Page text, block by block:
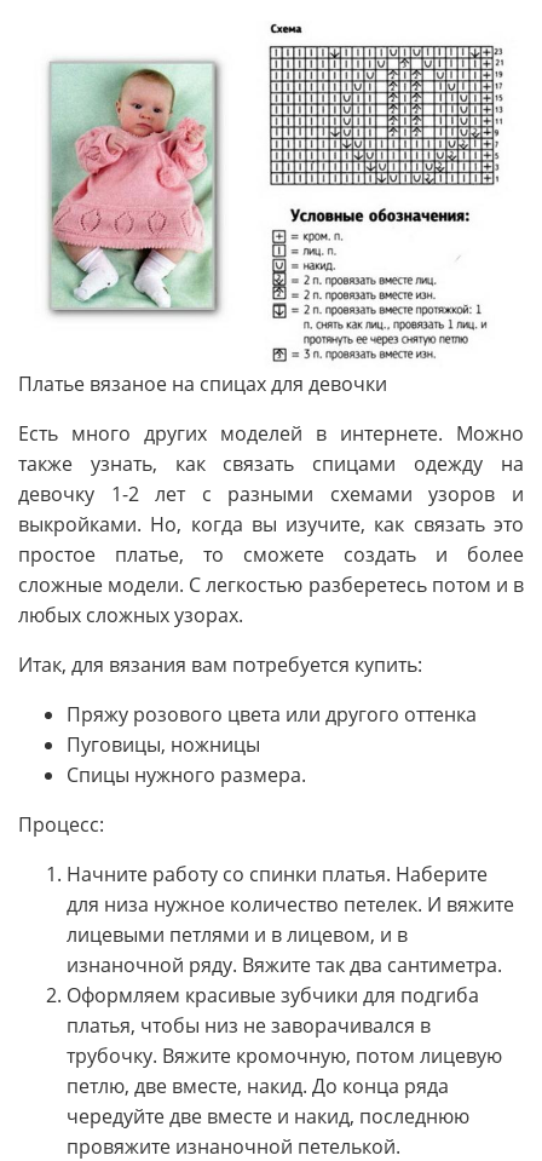
Платье вязаное на спицах для девочки
Есть много других моделей в интернете. Можно
также узнать, как связать спицами одежду на
девочку 1-2 лет с разными схемами узоров и
выкройками. Но, когда вы изучите, как связать это
простое платье, то сможете создать и более
сложные модели. С легкостью разберетесь потом и в
любых сложных узорах.
Итак, для вязания вам потребуется купить:
Пряжу розового цвета или другого оттенка
Пуговицы, ножницы
Спицы нужного размера.
Процесс:
Начните работу со спинки платья. Наберите
для низа нужное количество петелек. И вяжите
лицевыми петлями и в лицевом, и в
изнаночной ряду. Вяжите так два сантиметра.
Оформляем красивые зубчики для подгиба
платья, чтобы низ не заворачивался в
трубочку. Вяжите кромочную, потом лицевую
петлю, две вместе, накид. До конца ряда
чередуйте две вместе и накид, последнюю
провяжите изнаночной петелькой.